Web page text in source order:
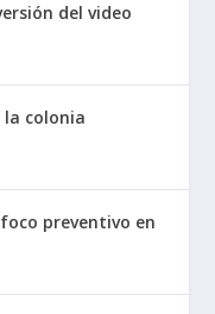
del video
la colonia
preventivo en